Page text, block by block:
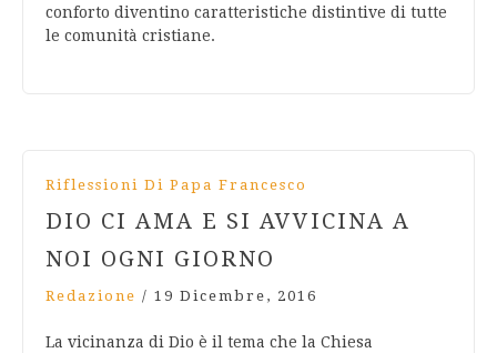
conforto diventino caratteristiche distintive di tutte
le comunità cristiane.
Riflessioni Di Papa Francesco
DIO CI AMA E SI AVVICINA A
NOI OGNI GIORNO
Redazione / 19 Dicembre, 2016
La vicinanza di Dio è il tema che la Chiesa